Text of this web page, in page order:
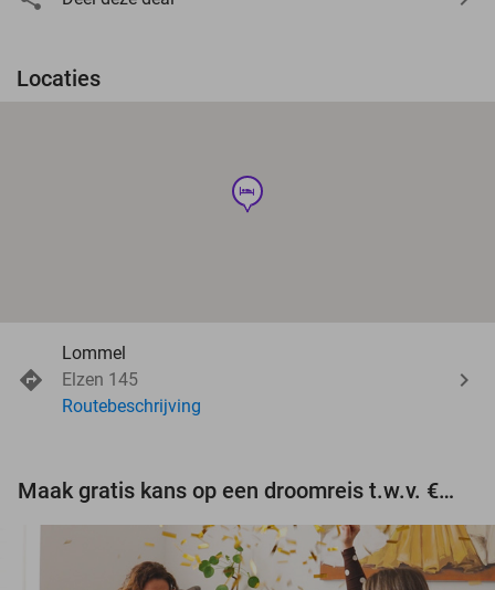
Locaties
hotel
Lommel
Elzen 145
Routebeschrijving
Maak gratis kans op een droomreis t.w.v. €3.000!